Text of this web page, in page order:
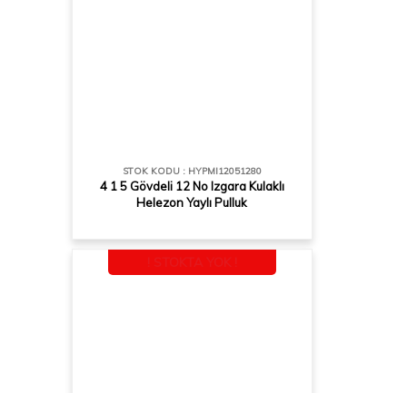
STOK KODU : HYPMI12051280
4 1 5 Gövdeli 12 No Izgara Kulaklı
Helezon Yaylı Pulluk